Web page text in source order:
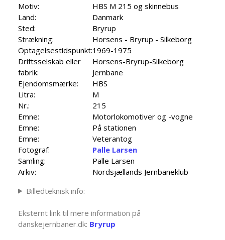
Motiv:
HBS M 215 og skinnebus
Land:
Danmark
Sted:
Bryrup
Strækning:
Horsens - Bryrup - Silkeborg
Optagelsestidspunkt:1969-1975
Driftsselskab eller
fabrik:
Horsens-Bryrup-Silkeborg
Jernbane
Ejendomsmærke:
HBS
Litra:
M
Nr.:
215
Emne:
Motorlokomotiver og -vogne
Emne:
På stationen
Emne:
Veterantog
Fotograf:
Palle Larsen
Samling:
Palle Larsen
Arkiv:
Nordsjællands Jernbaneklub
Billedteknisk info:
Eksternt link til mere information på
danskejernbaner.dk: Bryrup